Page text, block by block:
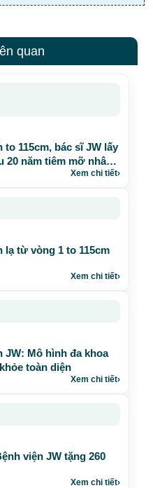
quan
115cm, bác sĩ JW lấy
20 năm tiêm mỡ nhân
Xem chi tiết›
lạ từ vòng 1 to 115cm
Xem chi tiết›
JW: Mô hình đa khoa
toàn diện
Xem chi tiết›
viện JW tặng 260
Xem chi tiết›